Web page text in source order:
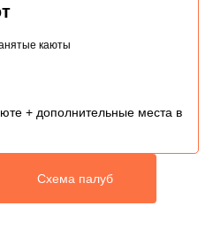
каюты
+ дополнительные места в
Схема палуб